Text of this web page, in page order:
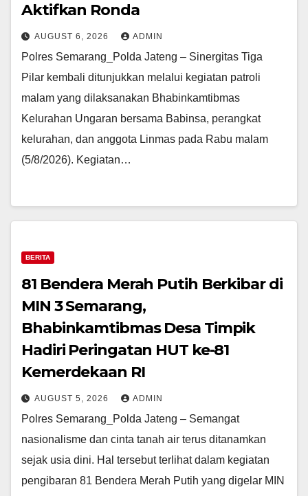
Aktifkan Ronda
AUGUST 6, 2026 ADMIN
Polres Semarang_Polda Jateng – Sinergitas Tiga
Pilar kembali ditunjukkan melalui kegiatan patroli
malam yang dilaksanakan Bhabinkamtibmas
Kelurahan Ungaran bersama Babinsa, perangkat
kelurahan, dan anggota Linmas pada Rabu malam
(5/8/2026). Kegiatan…
BERITA
81 Bendera Merah Putih Berkibar di
MIN 3 Semarang,
Bhabinkamtibmas Desa Timpik
Hadiri Peringatan HUT ke-81
Kemerdekaan RI
AUGUST 5, 2026 ADMIN
Polres Semarang_Polda Jateng – Semangat
nasionalisme dan cinta tanah air terus ditanamkan
sejak usia dini. Hal tersebut terlihat dalam kegiatan
pengibaran 81 Bendera Merah Putih yang digelar MIN